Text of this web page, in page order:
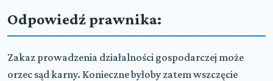
Odpowiedź prawnika:
Zakaz prowadzenia działalności gospodarczej może
orzec sąd karny. Konieczne byłoby zatem wszczęcie